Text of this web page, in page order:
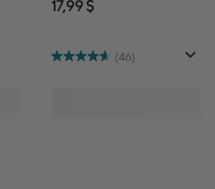
paquet de 12
17,99 $
(46)